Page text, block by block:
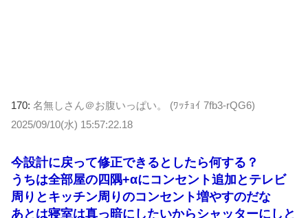
170: 名無しさん＠お腹いっぱい。 (ﾜｯﾁｮｲ 7fb3-rQG6)
2025/09/10(水) 15:57:22.18
今設計に戻って修正できるとしたら何する？
うちは全部屋の四隅+αにコンセント追加とテレビ
周りとキッチン周りのコンセント増やすのだな
あとは寝室は真っ暗にしたいからシャッターにしと